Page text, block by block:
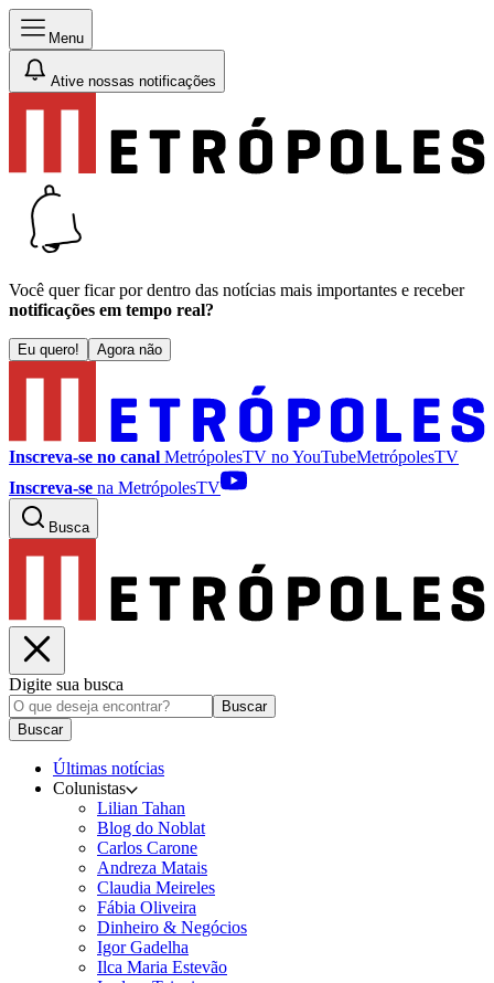
Menu
Ative nossas notificações
Você quer ficar por dentro das notícias mais importantes e receber
notificações em tempo real?
Eu quero! Agora não
Inscreva-se no canal MetrópolesTV noYouTubeMetrópolesTV
Inscreva-se na MetrópolesTV
Busca
Digite sua busca
Buscar
Buscar
Últimas notícias
Colunistas
Lilian Tahan
Blog do Noblat
Carlos Carone
Andreza Matais
Claudia Meireles
Fábia Oliveira
Dinheiro & Negócios
Igor Gadelha
Ilca Maria Estevão